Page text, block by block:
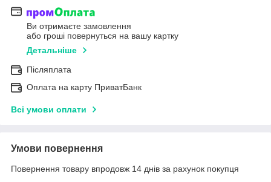
Ви отримаєте замовлення
або гроші повернуться на вашу картку
Детальніше
Післяплата
Оплата на карту ПриватБанк
Всі умови оплати
Умови повернення
Повернення товару впродовж 14 днів за рахунок покупця